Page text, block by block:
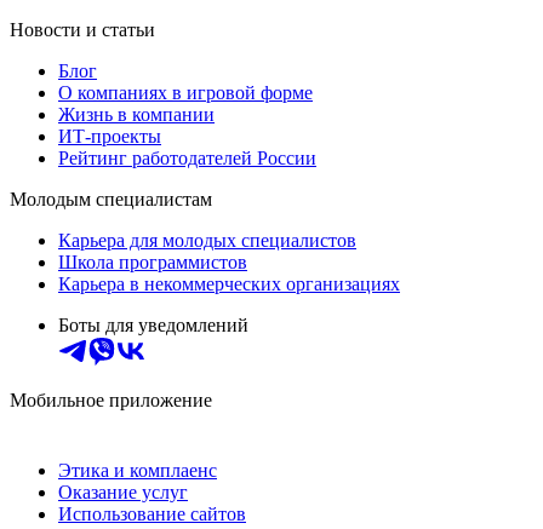
Новости и статьи
Блог
О компаниях в игровой форме
Жизнь в компании
ИТ-проекты
Рейтинг работодателей России
Молодым специалистам
Карьера для молодых специалистов
Школа программистов
Карьера в некоммерческих организациях
Боты для уведомлений
Мобильное приложение
Этика и комплаенс
Оказание услуг
Использование сайтов